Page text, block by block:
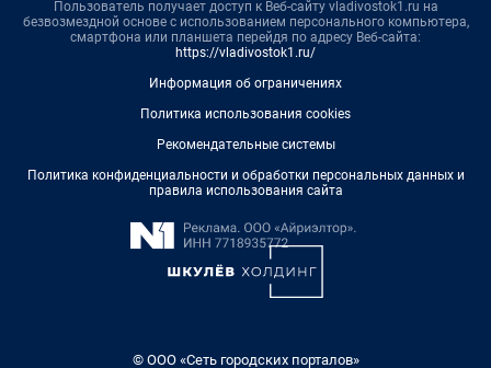
Пользователь получает доступ к Веб-сайту vladivostok1.ru на
безвозмездной основе с использованием персонального компьютера,
смартфона или планшета перейдя по адресу Веб-сайта:
https://vladivostok1.ru/
Информация об ограничениях
Политика использования cookies
Рекомендательные системы
Политика конфиденциальности и обработки персональных данных и
правила использования сайта
© ООО «Сеть городских порталов»